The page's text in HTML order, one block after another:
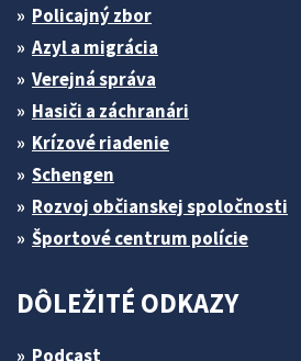
Policajný zbor
Azyl a migrácia
Verejná správa
Hasiči a záchranári
Krízové riadenie
Schengen
Rozvoj občianskej spoločnosti
Športové centrum polície
DÔLEŽITÉ ODKAZY
Podcast